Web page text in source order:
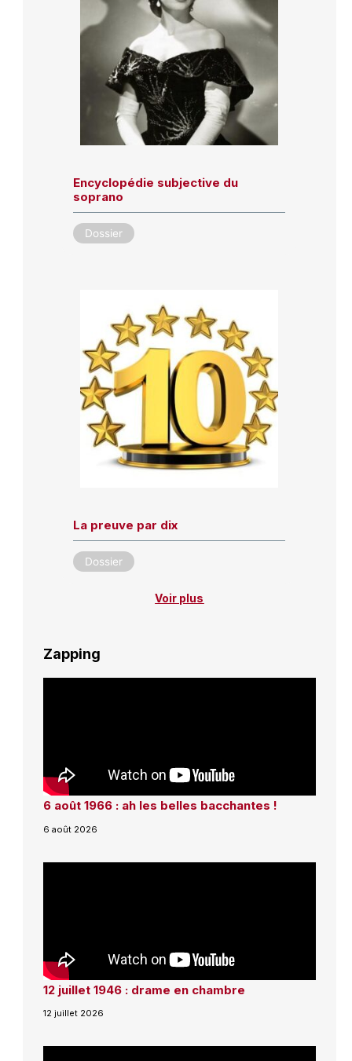
Encyclopédie subjective du
soprano
Dossier
La preuve par dix
Dossier
Voir plus
Zapping
6 août 1966 : ah les belles bacchantes !
6 août 2026
12 juillet 1946 : drame en chambre
12 juillet 2026